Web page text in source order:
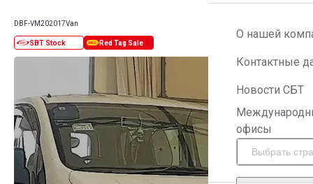
О нашей
Контактные
Новости СБТ
офисы
DBF-VM202017Van